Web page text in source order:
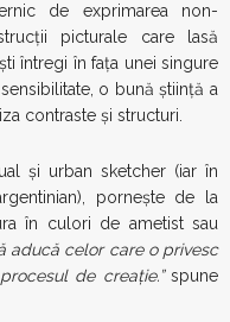
de exprimarea non-
picturale care lasă
întregi în fața unei singure
o bună știință a
contraste și structuri.
și urban sketcher (iar în
pornește de la
în culori de ametist sau
aducă celor care o privesc
de creație.” spune